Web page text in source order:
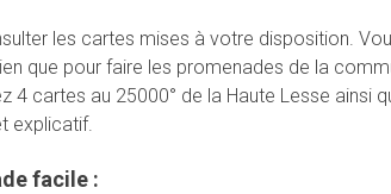
les cartes mises à votre disposition.
que pour faire les promenades de la
4 cartes au 25000° de la Haute Lesse ainsi
explicatif.
facile :